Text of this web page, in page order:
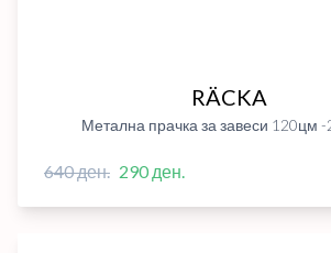
RÄCKA
Метална прачка за завеси 120цм
640 ден. 290 ден.